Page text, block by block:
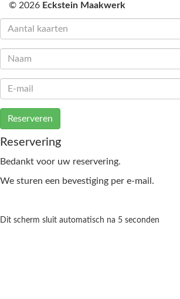
© 2026 Eckstein Maakwerk
Reserveren
Reservering
Bedankt voor uw reservering.
We sturen een bevestiging per e-mail.
Dit scherm sluit automatisch na 5 seconden